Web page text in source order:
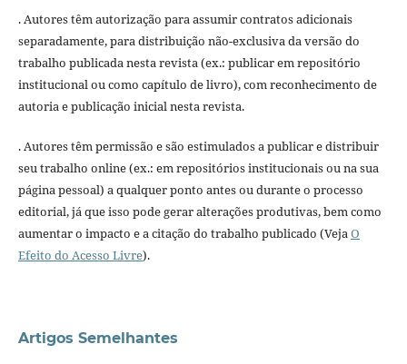
. Autores têm autorização para assumir contratos adicionais
separadamente, para distribuição não-exclusiva da versão do
trabalho publicada nesta revista (ex.: publicar em repositório
institucional ou como capítulo de livro), com reconhecimento de
autoria e publicação inicial nesta revista.
. Autores têm permissão e são estimulados a publicar e distribuir
seu trabalho online (ex.: em repositórios institucionais ou na sua
página pessoal) a qualquer ponto antes ou durante o processo
editorial, já que isso pode gerar alterações produtivas, bem como
aumentar o impacto e a citação do trabalho publicado (VejaO
Efeito do Acesso Livre).
Artigos Semelhantes